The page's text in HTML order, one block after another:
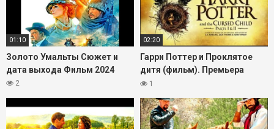
Смотрите трейлер, сравнивайте свои ожидания с
увиденным и решайте, будете ли вы ждать премьеру
«Чемпионы: Быстрее Выше Сильнее 2016» в кино или
онлайн.
01:10
Золото Умальты Сюжет и
дата выхода Фильм 2024
2
02:20
Гарри Поттер и Проклятое
дитя (фильм). Премьера
фильма. Дата выхода
1